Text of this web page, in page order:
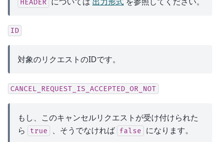
HEADER
ID
対象のリクエストのIDです。
CANCEL_REQUEST_IS_ACCEPTED_OR_NOT
もし、このキャンセルリクエストが受け付けられた
ら
true 、そうでなければ false になります。